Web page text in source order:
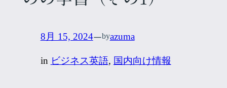
8月 15, 2024—byazuma
in ビジネス英語, 国内向け情報